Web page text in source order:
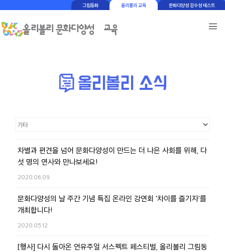
그림동화 올리볼리 교육 문화다양성 감수성 테스트
차별과 편견을 넘어 문화다양성이 만드는 더 나은 사회를 위해, 다
섯 명의 연사와 만나보세요!
2020.06.09
문화다양성의 날 주간 기념 특집 온라인 강연회 '차이를 즐기자'를
개최합니다!
2020.05.12
[행사] 다시 돌아온 언유주얼 서스펙트 페스티벌, 올리볼리 그림동